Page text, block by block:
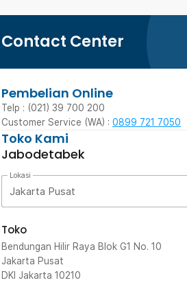
Contact Center
Pembelian Online
Telp : (021) 39 700 200
Customer Service (WA) : 0899 721 7050
Toko Kami
Jabodetabek
Lokasi
Jakarta Pusat
Toko
Bendungan Hilir Raya Blok G1 No. 10
Jakarta Pusat
DKI Jakarta 10210